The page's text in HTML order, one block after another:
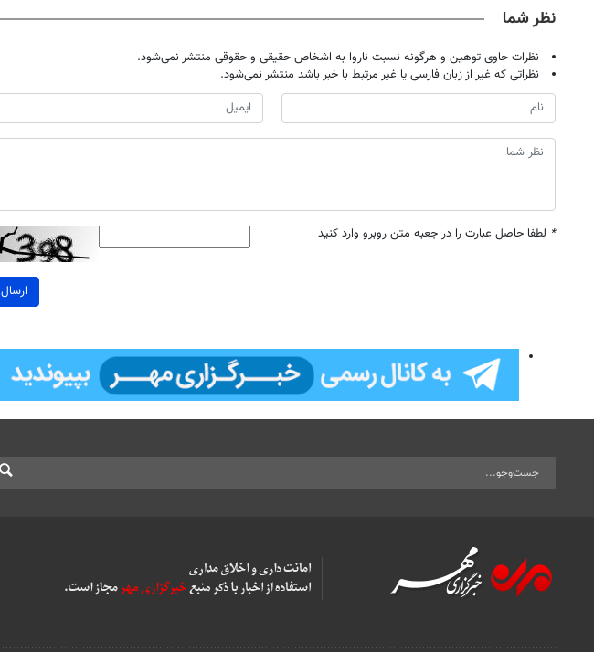
نظر شما
نظرات حاوی توهین و هرگونه نسبت ناروا به اشخاص حقیقی و حقوقی منتشر نمی‌شود.
نظراتی که غیر از زبان فارسی یا غیر مرتبط با خبر باشد منتشر نمی‌شود.
* لطفا حاصل عبارت را در جعبه متن روبرو وارد کنید
ارسال